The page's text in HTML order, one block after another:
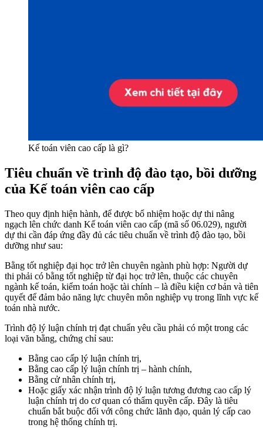
Kế toán viên cao cấp là gì?
Tiêu chuẩn về trình độ đào tạo, bồi dưỡng
của Kế toán viên cao cấp
Theo quy định hiện hành, để được bổ nhiệm hoặc dự thi nâng
ngạch lên chức danh Kế toán viên cao cấp (mã số 06.029), người
dự thi cần đáp ứng đầy đủ các tiêu chuẩn về trình độ đào tạo, bồi
dưỡng như sau:
Bằng tốt nghiệp đại học trở lên chuyên ngành phù hợp: Người dự
thi phải có bằng tốt nghiệp từ đại học trở lên, thuộc các chuyên
ngành kế toán, kiểm toán hoặc tài chính – là điều kiện cơ bản và tiên
quyết để đảm bảo năng lực chuyên môn nghiệp vụ trong lĩnh vực kế
toán nhà nước.
Trình độ lý luận chính trị đạt chuẩn yêu cầu phải có một trong các
loại văn bằng, chứng chỉ sau:
Bằng cao cấp lý luận chính trị,
Bằng cao cấp lý luận chính trị – hành chính,
Bằng cử nhân chính trị,
Hoặc giấy xác nhận trình độ lý luận tương đương cao cấp lý
luận chính trị do cơ quan có thẩm quyền cấp. Đây là tiêu
chuẩn bắt buộc đối với công chức lãnh đạo, quản lý cấp cao
trong hệ thống chính trị.